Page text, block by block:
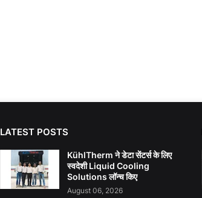
LATEST POSTS
KühlTherm ने डेटा सेंटर्स के लिए
स्वदेशी Liquid Cooling
Solutions लॉन्च किए
August 06, 2026